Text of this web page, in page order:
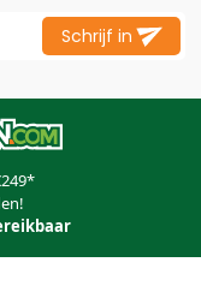
Schrijf in